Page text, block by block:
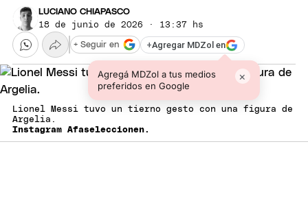
LUCIANO CHIAPASCO
18 de junio de 2026 · 13:37 hs
+Agregar MDZol en
Agregá MDZol a tus medios
preferidos en Google
×
+ Seguir en
Lionel Messi tuvo un tierno gesto con una figura de
Argelia.
Instagram Afaseleccionen.